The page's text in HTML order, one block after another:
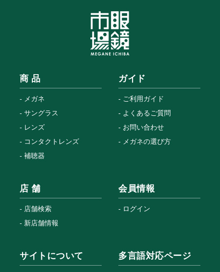
商 品
メガネ
サングラス
レンズ
コンタクトレンズ
補聴器
ガイド
ご利用ガイド
よくあるご質問
お問い合わせ
メガネの選び方
店 舗
店舗検索
新店舗情報
会員情報
ログイン
サイトについて 多言語対応ページ